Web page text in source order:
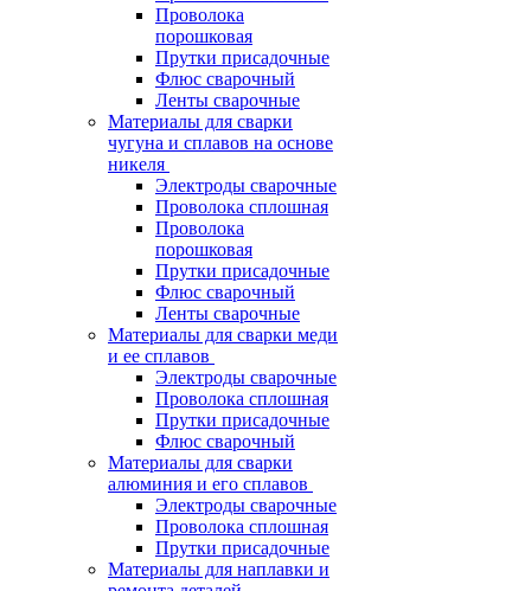
Проволока
порошковая
Прутки присадочные
Флюс сварочный
Ленты сварочные
Материалы для сварки
чугуна и сплавов на основе
никеля
Электроды сварочные
Проволока сплошная
Проволока
порошковая
Прутки присадочные
Флюс сварочный
Ленты сварочные
Материалы для сварки меди
и ее сплавов
Электроды сварочные
Проволока сплошная
Прутки присадочные
Флюс сварочный
Материалы для сварки
алюминия и его сплавов
Электроды сварочные
Проволока сплошная
Прутки присадочные
Материалы для наплавки и